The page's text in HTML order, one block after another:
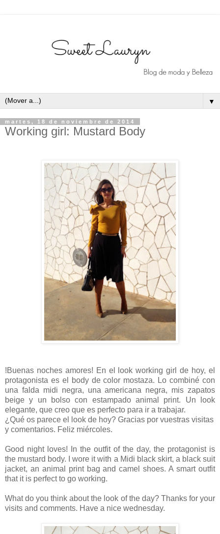
▼
martes, 18 de noviembre de 2014
Working girl: Mustard Body
!Buenas noches amores! En el look working girl de hoy, el
protagonista es el body de color mostaza. Lo combiné con
una falda midi negra, una americana negra, mis zapatos
beige y un bolso con estampado animal print. Un look
elegante, que creo que es perfecto para ir a trabajar.
¿Qué os parece el look de hoy? Gracias por vuestras visitas
y comentarios. Feliz miércoles.
Good night loves! In the outfit of the day, the protagonist is
the mustard body. I wore it with a Midi black skirt, a black suit
jacket, an animal print bag and camel shoes. A smart outfit
that it is perfect to go working.
What do you think about the look of the day? Thanks for your
visits and comments. Have a nice wednesday.